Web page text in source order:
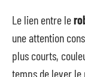
Le lien entre le
une attention
plus courts,
temps de lever le